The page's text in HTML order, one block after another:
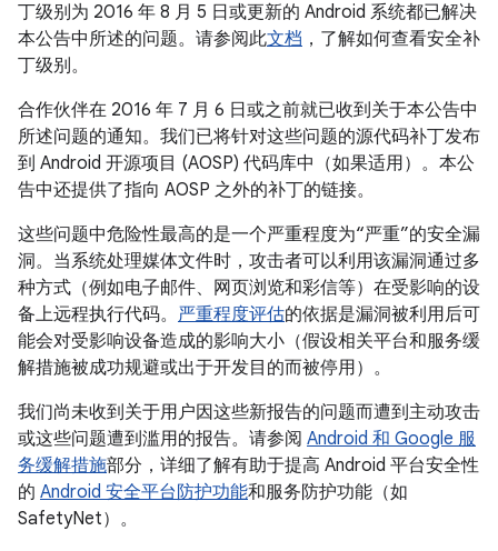
丁级别为 2016 年 8 月 5 日或更新的 Android 系统都已解决
本公告中所述的问题。请参阅此文档 ，了解如何查看安全补
丁级别。
合作伙伴在 2016 年 7 月 6 日或之前就已收到关于本公告中
所述问题的通知。我们已将针对这些问题的源代码补丁发布
到 Android 开源项目 (AOSP) 代码库中（如果适用）。本公
告中还提供了指向 AOSP 之外的补丁的链接。
这些问题中危险性最高的是一个严重程度为“严重”的安全漏
洞。当系统处理媒体文件时，攻击者可以利用该漏洞通过多
种方式（例如电子邮件、网页浏览和彩信等）在受影响的设
备上远程执行代码。 严重程度评估的依据是漏洞被利用后可
能会对受影响设备造成的影响大小（假设相关平台和服务缓
解措施被成功规避或出于开发目的而被停用）。
我们尚未收到关于用户因这些新报告的问题而遭到主动攻击
或这些问题遭到滥用的报告。请参阅 Android 和 Google 服
务缓解措施部分，详细了解有助于提高 Android 平台安全性
的 Android 安全平台防护功能和服务防护功能（如
SafetyNet）。